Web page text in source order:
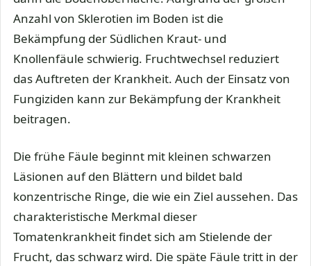
Anzahl von Sklerotien im Boden ist die
Bekämpfung der Südlichen Kraut- und
Knollenfäule schwierig. Fruchtwechsel reduziert
das Auftreten der Krankheit. Auch der Einsatz von
Fungiziden kann zur Bekämpfung der Krankheit
beitragen.
Die frühe Fäule beginnt mit kleinen schwarzen
Läsionen auf den Blättern und bildet bald
konzentrische Ringe, die wie ein Ziel aussehen. Das
charakteristische Merkmal dieser
Tomatenkrankheit findet sich am Stielende der
Frucht, das schwarz wird. Die späte Fäule tritt in der